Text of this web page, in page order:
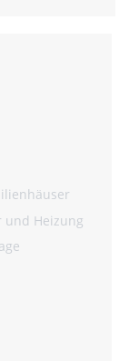
und Heizung